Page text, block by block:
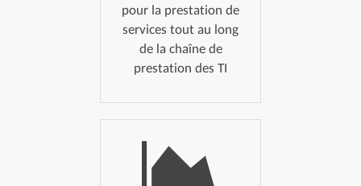
pour la prestation de
services tout au long
de la chaîne de
prestation des TI